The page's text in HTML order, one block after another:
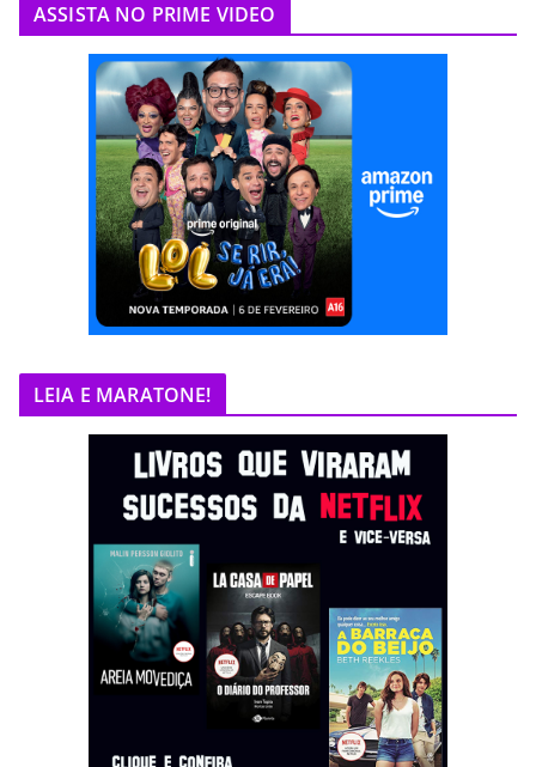
ASSISTA NO PRIME VIDEO
LEIA E MARATONE!